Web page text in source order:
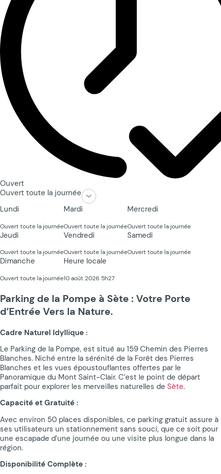
Ouvert
Ouvert toute la journée
Lundi
Ouvert toute la journée
Mardi
Ouvert toute la journée
Mercredi
Ouvert toute la journée
Jeudi
Ouvert toute la journée
Vendredi
Ouvert toute la journée
Samedi
Ouvert toute la journée
Dimanche
Ouvert toute la journée
Heure locale
10 août 2026 5h27
Parking de la Pompe à Sète : Votre Porte
d’Entrée Vers la Nature.
Cadre Naturel Idyllique :
Le Parking de la Pompe, est situé au 159 Chemin des Pierres
Blanches. Niché entre la sérénité de la Forêt des Pierres
Blanches et les vues époustouflantes offertes par le
Panoramique du Mont Saint-Clair. C’est le point de départ
parfait pour explorer les merveilles naturelles de Sète.
Capacité et Gratuité :
Avec environ 50 places disponibles, ce parking gratuit assure à
ses utilisateurs un stationnement sans souci, que ce soit pour
une escapade d’une journée ou une visite plus longue dans la
région.
Disponibilité Complète :